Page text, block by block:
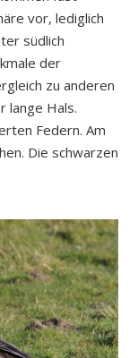
vor, lediglich
südlich
der
zu anderen
lange Hals.
Federn. Am
Die schwarzen